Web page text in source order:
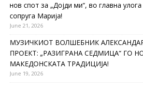
нов спот за „Дојди ми“, во главна
сопруга Марија!
June 21, 2026
МУЗИЧКИОТ ВОЛШЕБНИК
ПРОЕКТ: „РАЗИГРАНА СЕДМИЦА“ ГО
МАКЕДОНСКАТА ТРАДИЦИЈА!
June 19, 2026